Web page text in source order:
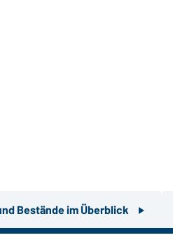
Bestände im Überblick